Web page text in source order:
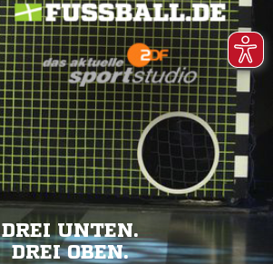
DREI UNTEN.
DREI OBEN.